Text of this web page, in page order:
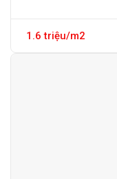
1.6 triệu/m2